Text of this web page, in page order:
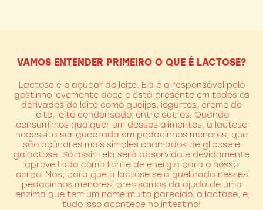
VAMOS ENTENDER PRIMEIRO O QUE É LACTOSE?
Lactose é o açúcar do leite. Ela é a responsável pelo
gostinho levemente doce e está presente em todos os
derivados do leite como queijos, iogurtes, creme de
leite, leite condensado, entre outros. Quando
consumimos qualquer um desses alimentos, a lactose
necessita ser quebrada em pedacinhos menores, que
são açúcares mais simples chamados de glicose e
galactose. Só assim ela será absorvida e devidamente
aproveitada como fonte de energia para o nosso
corpo. Mas, para que a lactose seja quebrada nesses
pedacinhos menores, precisamos da ajuda de uma
enzima que tem um nome muito parecido, a lactase, e
tudo isso acontece no intestino!